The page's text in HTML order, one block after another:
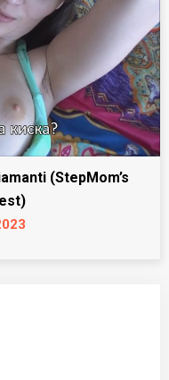
(StepMom’s